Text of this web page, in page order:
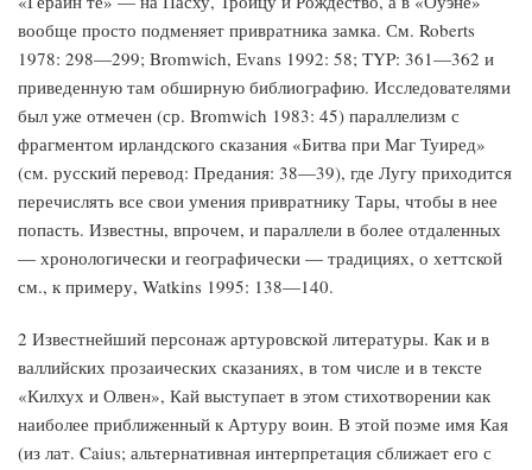
вообще просто подменяет привратника замка. См. Roberts
1978: 298—299; Bromwich, Evans 1992: 58; TYP: 361—362 и
приведенную там обширную библиографию. Исследователями
был уже отмечен (ср. Bromwich 1983: 45) параллелизм с
фрагментом ирландского сказания «Битва при Маг Туиред»
(см. русский перевод: Предания: 38—39), где Лугу приходится
перечислять все свои умения привратнику Тары, чтобы в нее
попасть. Известны, впрочем, и параллели в более отдаленных
— хронологически и географически — традициях, о хеттской
см., к примеру, Watkins 1995: 138—140.
2 Известнейший персонаж артуровской литературы. Как и в
валлийских прозаических сказаниях, в том числе и в тексте
«Килхух и Олвен», Кай выступает в этом стихотворении как
наиболее приближенный к Артуру воин. В этой поэме имя Кая
(из лат. Caius; альтернативная интерпретация сближает его с